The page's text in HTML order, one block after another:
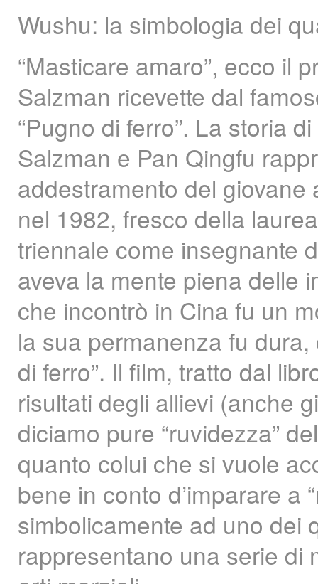
Wushu: la simbologia dei
“Masticare amaro”, ecco il
Salzman ricevette dal
“Pugno di ferro”. La storia
Salzman e Pan Qingfu
addestramento del
nel 1982, fresco della
triennale come insegnante
aveva la mente piena delle
che incontrò in Cina fu un
la sua permanenza fu
di ferro”. Il film, tratto dal
risultati degli allievi (anche
diciamo pure “ruvidezza”
quanto colui che si vuole
bene in conto d’imparare a
simbolicamente ad uno dei
rappresentano una serie di